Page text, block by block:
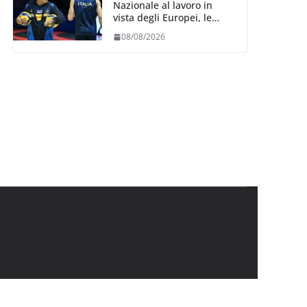
Nazionale al lavoro in
vista degli Europei, le
Ferdinando De Giorgi
08/08/2026